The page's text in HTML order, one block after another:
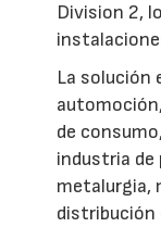
Division 2,
La solución
de
industria de
metalurgia,
distribución